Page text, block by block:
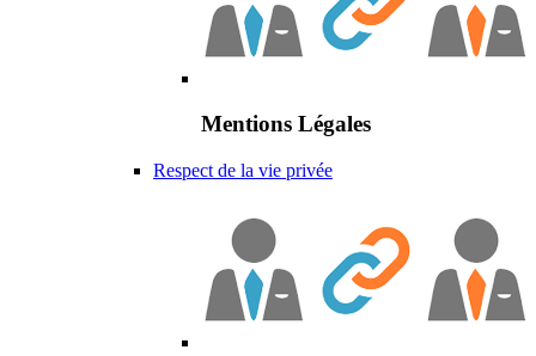
Mentions Légales
Respect de la vie privée